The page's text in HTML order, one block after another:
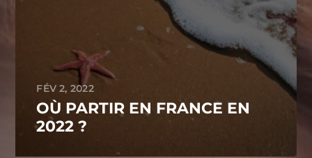
FÉV 2, 2022
OÙ PARTIR EN FRANCE EN
2022 ?